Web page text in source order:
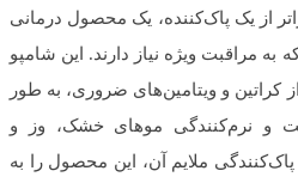
از یک پاک‌کننده، یک محصول درمانی
به مراقبت ویژه نیاز دارند. این شامپو
کراتین و ویتامین‌های ضروری، به طور
و نرم‌کنندگی موهای خشک، وز و
ملایم آن، این محصول را به